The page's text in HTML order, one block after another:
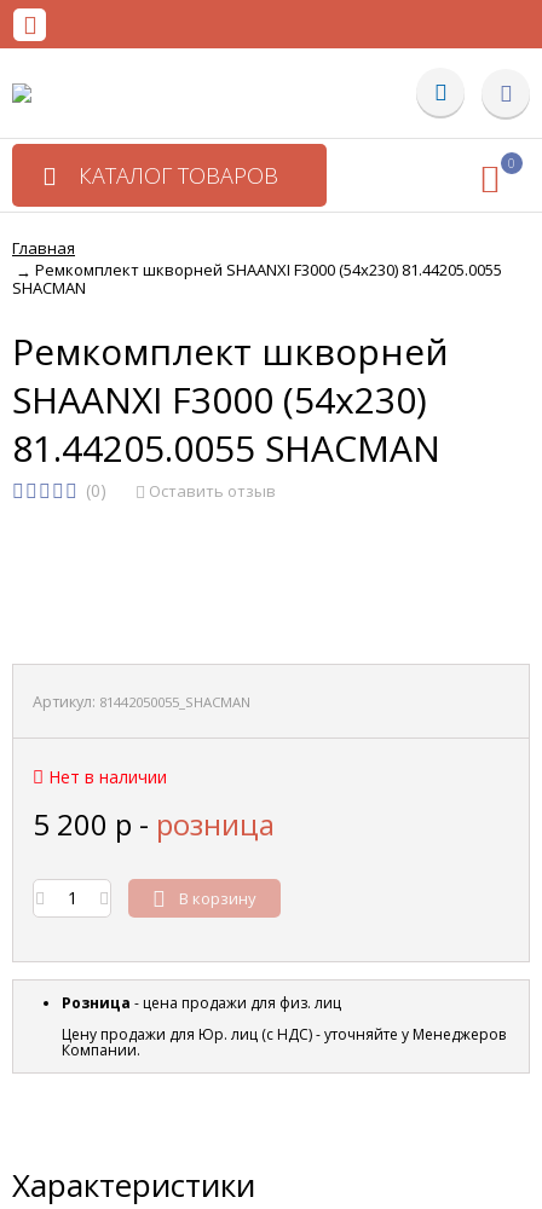
КАТАЛОГ ТОВАРОВ 0
Главная
→ Ремкомплект шкворней SHAANXI F3000 (54х230) 81.44205.0055
SHACMAN
Ремкомплект шкворней
SHAANXI F3000 (54х230)
81.44205.0055 SHACMAN
(0) Оставить отзыв
Артикул: 81442050055_SHACMAN
Нет в наличии
5 200 р - розница
В корзину
Розница - цена продажи для физ. лиц
Цену продажи для Юр. лиц (с НДС) - уточняйте у Менеджеров
Компании.
Характеристики